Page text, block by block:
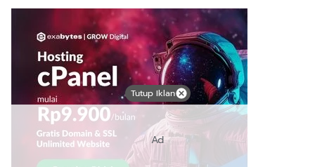
Tutup Iklan
Ad